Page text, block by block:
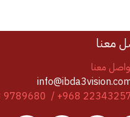
معنا
معنا
9789680 / +968